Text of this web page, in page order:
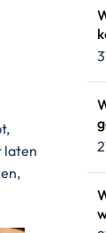
laten